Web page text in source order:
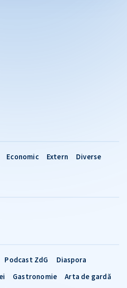
Economic Extern Diverse
Podcast ZdG
Diaspora
Gastronomie
Arta de gardă